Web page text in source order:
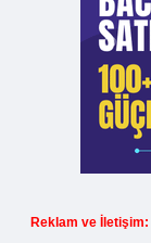
Reklam ve İletişim: